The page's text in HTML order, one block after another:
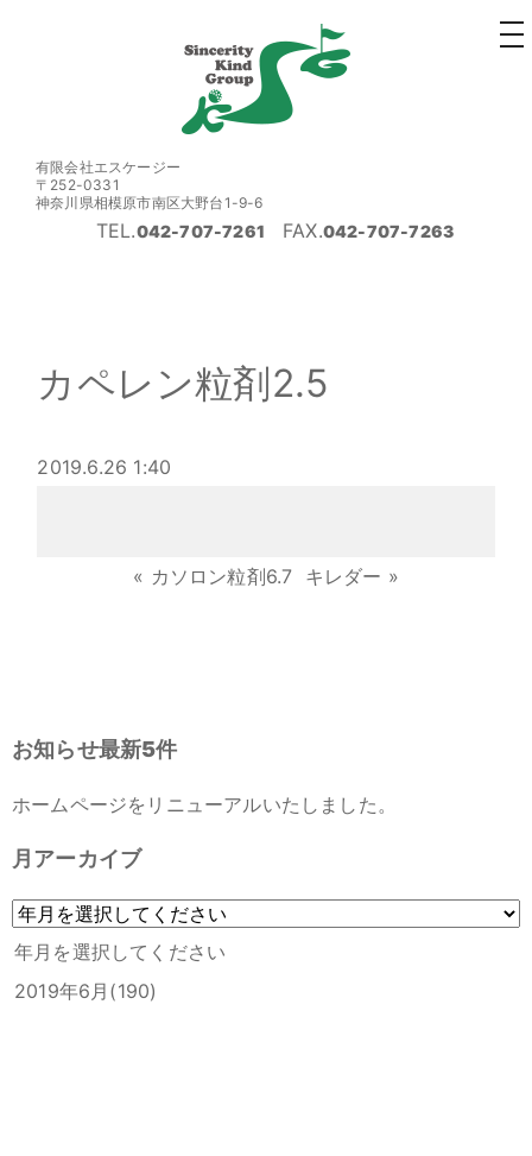
有限会社エスケージー
〒252-0331
神奈川県相模原市南区大野台1-9-6
TEL.042-707-7261 FAX.042-707-7263
カペレン粒剤2.5
2019.6.26 1:40
« カソロン粒剤6.7 キレダー »
お知らせ最新5件
ホームページをリニューアルいたしました。
月アーカイブ